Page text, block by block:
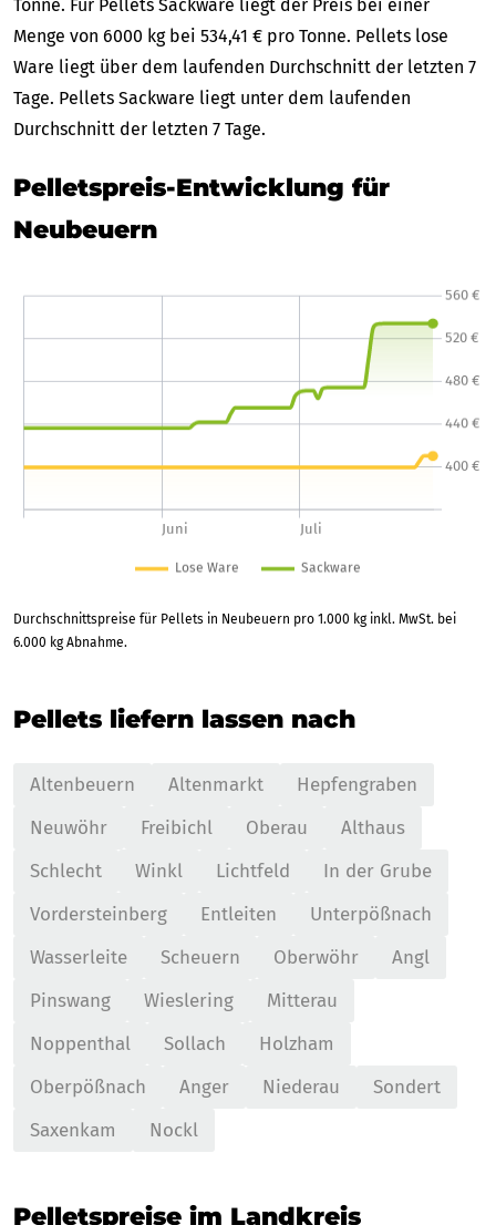
Tonne. Für Pellets Sackware liegt der Preis bei einer
Menge von 6000 kg bei 534,41 € pro Tonne. Pellets lose
Ware liegt über dem laufenden Durchschnitt der letzten 7
Tage. Pellets Sackware liegt unter dem laufenden
Durchschnitt der letzten 7 Tage.
Pelletspreis-Entwicklung für
Neubeuern
Durchschnittspreise für Pellets in Neubeuern pro 1.000 kg inkl. MwSt. bei
6.000 kg Abnahme.
Pellets liefern lassen nach
Altenbeuern Altenmarkt
Hepfengraben
Neuwöhr
Freibichl Oberau
Althaus
Schlecht
Winkl Lichtfeld
In der Grube
Vordersteinberg
Entleiten
Unterpößnach
Wasserleite
Scheuern Oberwöhr
Angl
Pinswang
Wieslering
Mitterau
Noppenthal
Sollach
Holzham
Oberpößnach
Anger Niederau
Sondert
Saxenkam
Nockl
Pelletspreise im Landkreis